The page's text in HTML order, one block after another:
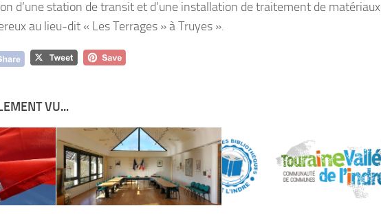
d’une station de transit et d’une installation de traitement de matériaux
au lieu-dit « Les Terrages » à Truyes ».
VU...